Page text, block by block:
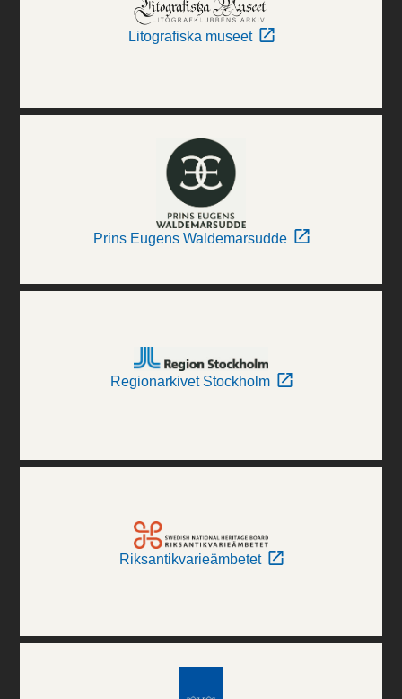
Litografiska museet
Prins Eugens Waldemarsudde
Regionarkivet Stockholm
Riksantikvarieämbetet